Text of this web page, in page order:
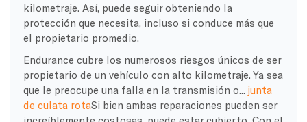
kilometraje. Así, puede seguir obteniendo la
protección que necesita, incluso si conduce más que
el propietario promedio.
Endurance cubre los numerosos riesgos únicos de ser
propietario de un vehículo con alto kilometraje. Ya sea
que le preocupe una falla en la transmisión o... junta
de culata rotaSi bien ambas reparaciones pueden ser